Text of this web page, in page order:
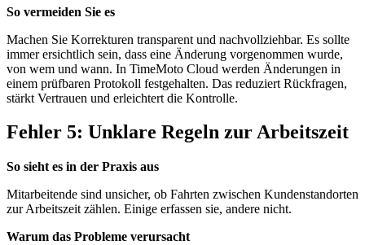
So vermeiden Sie es
Machen Sie Korrekturen transparent und nachvollziehbar. Es sollte
immer ersichtlich sein, dass eine Änderung vorgenommen wurde,
von wem und wann. In TimeMoto Cloud werden Änderungen in
einem prüfbaren Protokoll festgehalten. Das reduziert Rückfragen,
stärkt Vertrauen und erleichtert die Kontrolle.
Fehler 5: Unklare Regeln zur Arbeitszeit
So sieht es in der Praxis aus
Mitarbeitende sind unsicher, ob Fahrten zwischen Kundenstandorten
zur Arbeitszeit zählen. Einige erfassen sie, andere nicht.
Warum das Probleme verursacht